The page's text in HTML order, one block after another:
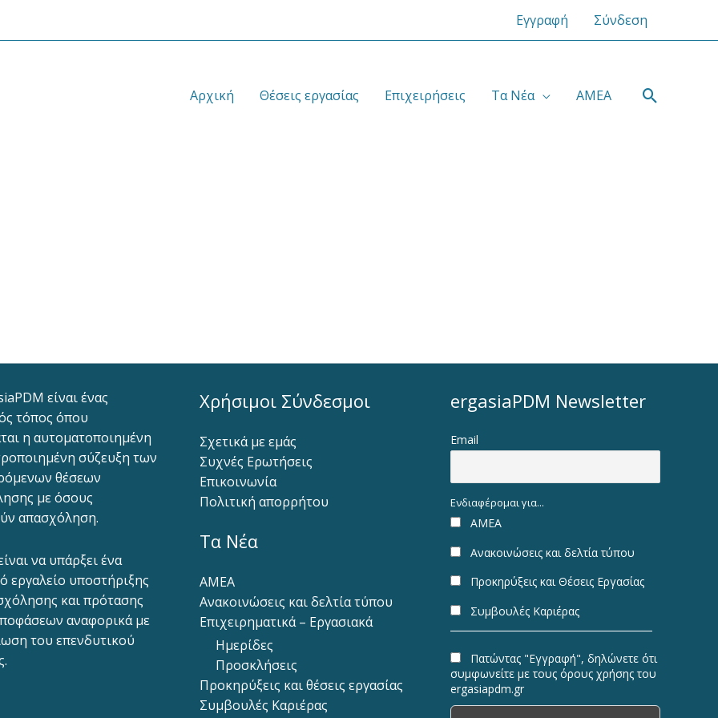
Εγγραφή Σύνδεση
Αρχική Θέσεις εργασίας Επιχειρήσεις Τα Νέα ΑΜΕΑ
είναι ένας
τόπος όπου
η αυτοματοποιημένη
σύζευξη των
θέσεων
με όσους
απασχόληση.
να υπάρξει ένα
εργαλείο υποστήριξης
και πρότασης
αναφορικά με
του επενδυτικού
Χρήσιμοι Σύνδεσμοι
Σχετικά με εμάς
Συχνές Ερωτήσεις
Επικοινωνία
Πολιτική απορρήτου
Τα Νέα
ΑΜΕΑ
Ανακοινώσεις και δελτία τύπου
Επιχειρηματικά – Εργασιακά
Ημερίδες
Προσκλήσεις
Προκηρύξεις και θέσεις εργασίας
Συμβουλές Καριέρας
ergasiaPDM Newsletter
Email
Ενδιαφέρομαι για...
ΑΜΕΑ
Ανακοινώσεις και δελτία τύπου
Προκηρύξεις και Θέσεις Εργασίας
Συμβουλές Καριέρας
Πατώντας "Εγγραφή", δηλώνετε ότι
συμφωνείτε με τους όρους χρήσης του
ergasiapdm.gr